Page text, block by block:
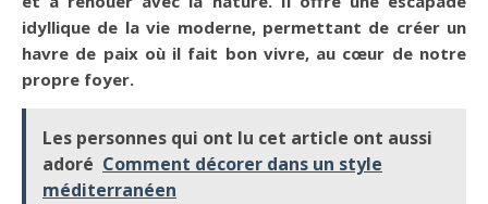
idyllique de la vie moderne, permettant de créer un
havre de paix où il fait bon vivre, au cœur de notre
propre foyer.
Les personnes qui ont lu cet article ont aussi
adoré Comment décorer dans un style
méditerranéen